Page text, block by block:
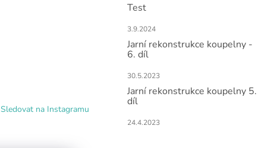
Sledovat na Instagramu
Test
3.9.2024
Jarní rekonstrukce koupelny -
6. díl
30.5.2023
Jarní rekonstrukce koupelny 5.
díl
24.4.2023